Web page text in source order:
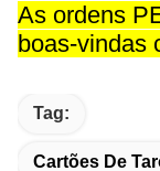
As ordens
boas-vindas
Tag:
Cartões De